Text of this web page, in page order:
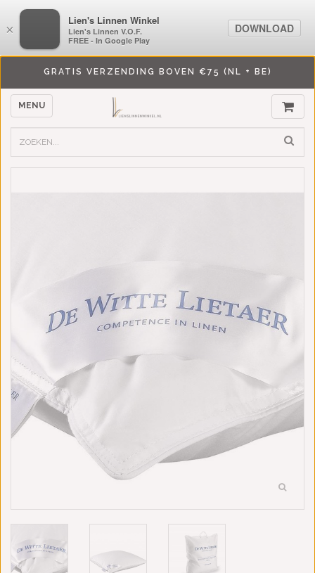
GRATIS VERZENDING BOVEN €75 (NL + BE)
MENU
×
LiensLinnenwinkel.nl
Lien's Linnen V.O.F.
FREE - In Google Play
DOWNLOAD
×
Lien's Linnen Winkel
Lien's Linnen V.O.F.
FREE - In Google Play
DOWNLOAD